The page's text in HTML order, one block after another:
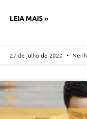
LEIA MAIS »
27 de julho de 2020